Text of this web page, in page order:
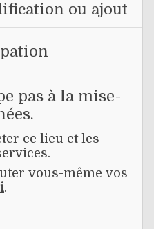
ou ajout
pas à la mise-
ce lieu et les
vous-même vos
.